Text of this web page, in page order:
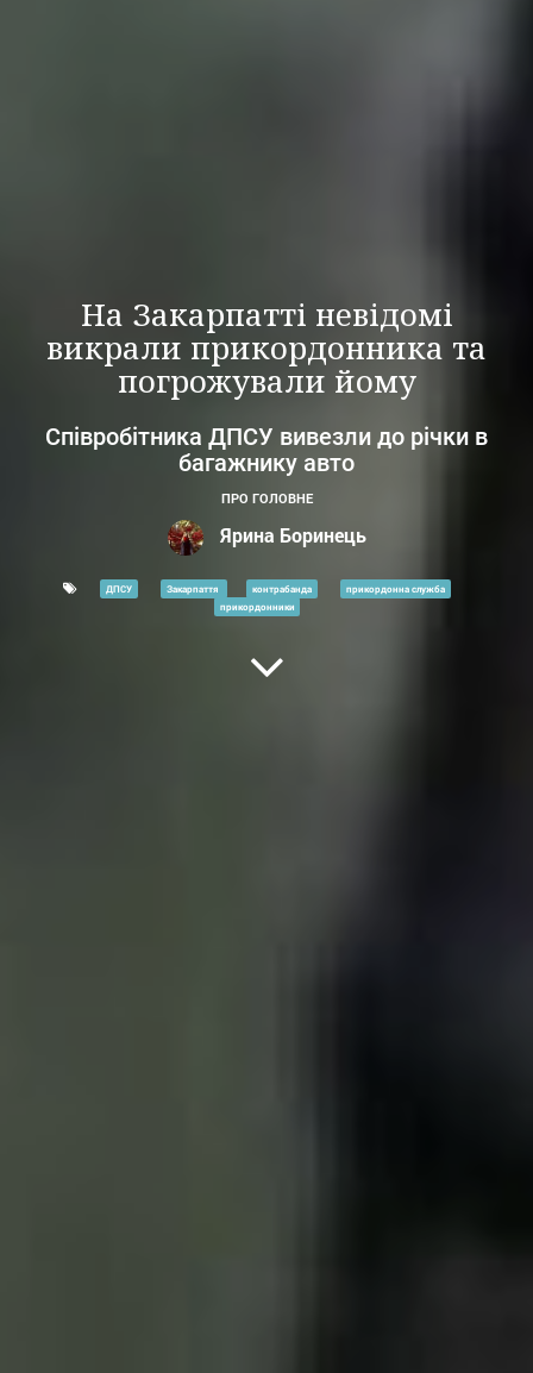
На Закарпатті невідомі
викрали прикордонника та
погрожували йому
Співробітника ДПСУ вивезли до річки в
багажнику авто
ПРО ГОЛОВНЕ
Ярина Боринець
ДПСУ Закарпаття контрабанда
прикордонна служба
прикордонники